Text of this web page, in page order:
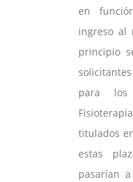
en
ingreso al
principio
para los
titulados
estas
pasarían